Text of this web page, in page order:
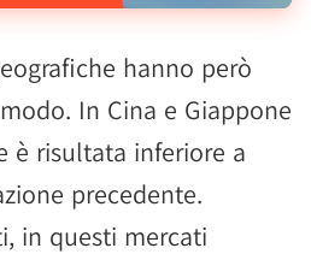
hanno però
In Cina e Giappone
è risultata inferiore a
precedente.
in questi mercati